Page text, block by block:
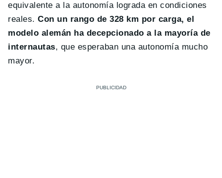
equivalente a la autonomía lograda en condiciones
reales. Con un rango de 328 km por carga, el
modelo alemán ha decepcionado a la mayoría de
internautas, que esperaban una autonomía mucho
mayor.